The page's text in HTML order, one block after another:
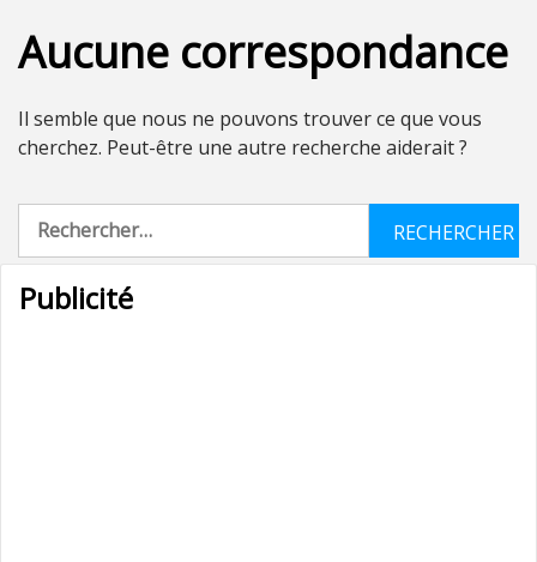
Aucune correspondance
Il semble que nous ne pouvons trouver ce que vous
cherchez. Peut-être une autre recherche aiderait ?
Rechercher :
Publicité